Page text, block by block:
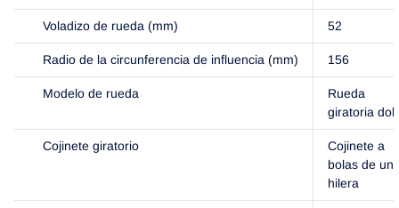
Voladizo de rueda (mm) 52
Radio de la circunferencia de influencia (mm) 156
Modelo de rueda
Rueda
giratoria
Cojinete giratorio
Cojinete a
bolas de
hilera